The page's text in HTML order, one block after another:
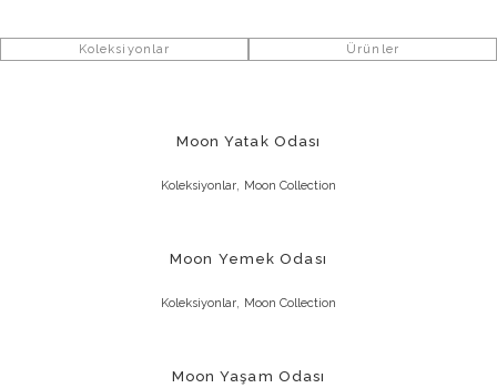
Koleksiyonlar Ürünler
Moon Yatak Odası
Koleksiyonlar Moon Collection
Moon Yemek Odası
Koleksiyonlar Moon Collection
Moon Yaşam Odası